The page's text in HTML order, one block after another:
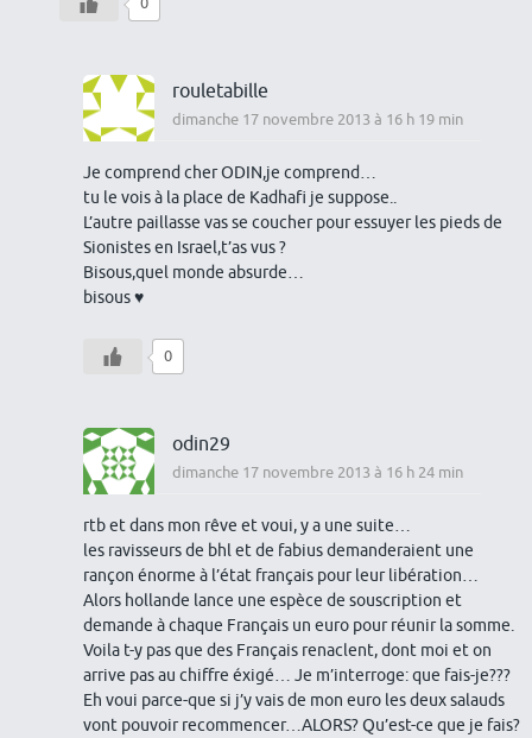
rouletabille
dimanche 17 novembre 2013 à 16 h 19 min
Je comprend cher ODIN,je comprend…
tu le vois à la place de Kadhafi je suppose..
L’autre paillasse vas se coucher pour essuyer les pieds de
Sionistes en Israel,t’as vus ?
Bisous,quel monde absurde…
bisous ♥
0
odin29
dimanche 17 novembre 2013 à 16 h 24 min
rtb et dans mon rêve et voui, y a une suite…
les ravisseurs de bhl et de fabius demanderaient une
rançon énorme à l’état français pour leur libération…
Alors hollande lance une espèce de souscription et
demande à chaque Français un euro pour réunir la somme.
Voila t-y pas que des Français renaclent, dont moi et on
arrive pas au chiffre éxigé… Je m’interroge: que fais-je???
Eh voui parce-que si j’y vais de mon euro les deux salauds
vont pouvoir recommencer…ALORS? Qu’est-ce que je fais?